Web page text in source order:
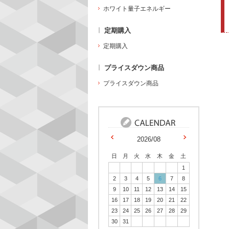
ホワイト量子エネルギー
定期購入
定期購入
プライスダウン商品
プライスダウン商品
2026/08
日 月 火 水 木 金
土
1
2
3 4 5 6 7
8
9
10 11 12 13 14
15
16
17 18 19 20 21
22
23
24 25 26 27 28
29
30
31